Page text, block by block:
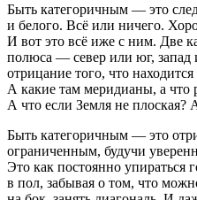
Быть категоричным — это
и белого. Всё или ничего.
И вот это всё иже с ним. Две
полюса — север или юг, запад
отрицание того, что
А какие там меридианы, а что
А что если Земля не
Быть категоричным — это
ограниченным, будучи
Это как постоянно упираться
в пол, забывая о том, что